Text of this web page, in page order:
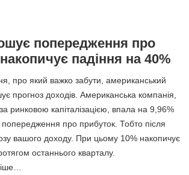
попередження про
падіння на 40%
про який важко забути, американський
прогноз доходів. Американська компанія,
ринковою капіталізацією, впала на 9,96%
про прибуток. Тобто після
вашого доходу. При цьому 10% накопичує
останнього кварталу.